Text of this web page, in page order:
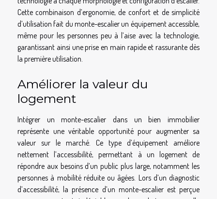
Cette combinaison d’ergonomie, de confort et de simplicité
d’utilisation fait du monte-escalier un équipement accessible,
même pour les personnes peu à l’aise avec la technologie,
garantissant ainsi une prise en main rapide et rassurante dès
la première utilisation.
Améliorer la valeur du
logement
Intégrer un monte-escalier dans un bien immobilier
représente une véritable opportunité pour augmenter sa
valeur sur le marché. Ce type d’équipement améliore
nettement l’accessibilité, permettant à un logement de
répondre aux besoins d’un public plus large, notamment les
personnes à mobilité réduite ou âgées. Lors d’un diagnostic
d’accessibilité, la présence d’un monte-escalier est perçue